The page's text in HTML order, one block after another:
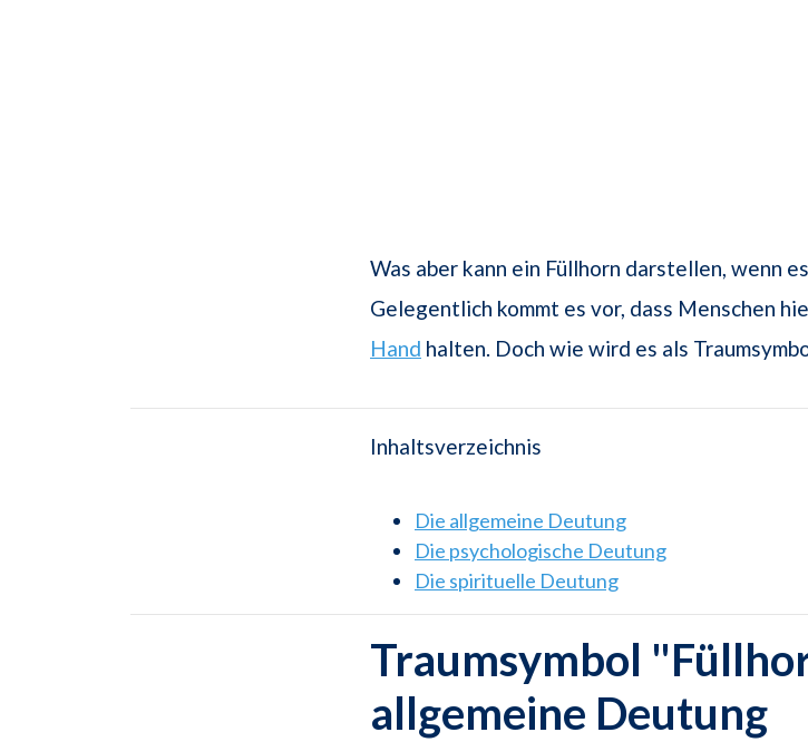
Was aber kann ein Füllhorn darstellen, wenn
Gelegentlich kommt es vor, dass Menschen
Hand halten. Doch wie wird es als
Inhaltsverzeichnis
Die allgemeine Deutung
Die psychologische Deutung
Die spirituelle Deutung
Traumsymbol
allgemeine Deutung